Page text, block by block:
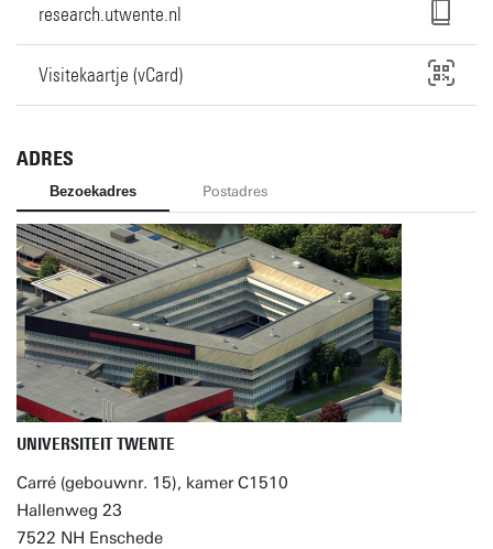
research.utwente.nl
Visitekaartje (vCard)
ADRES
Bezoekadres Postadres
UNIVERSITEIT TWENTE
Carré (gebouwnr. 15), kamer C1510
Hallenweg 23
7522 NH Enschede